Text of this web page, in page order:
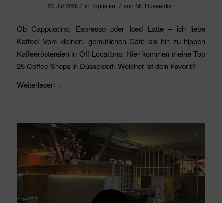
23. Juli 2026 / inToplisten / von Mr. Düsseldorf
Ob Cappuccino, Espresso oder Iced Latte – ich liebe
Kaffee! Vom kleinen, gemütlichen Café bis hin zu hippen
Kaffeeröstereien in Off Locations: Hier kommen meine Top
25 Coffee Shops in Düsseldorf. Welcher ist dein Favorit?
Weiterlesen